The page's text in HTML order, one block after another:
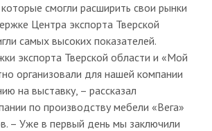
смогли расширить свои рынки
Центра экспорта Тверской
самых высоких показателей.
экспорта Тверской области и «Мой
организовали для нашей компании
на выставку, – рассказал
по производству мебели «Вега»
– Уже в первый день мы заключили